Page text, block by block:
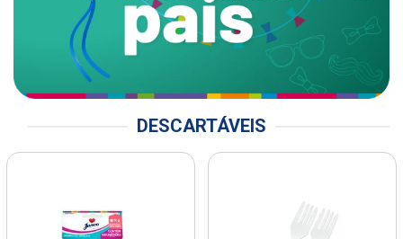
DESCARTÁVEIS